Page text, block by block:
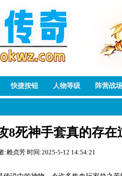
快捷按钮 人物等级 阵营战场
8死神手套真的存在
:赖贞芳 时间:2025-5-12 14:54:21